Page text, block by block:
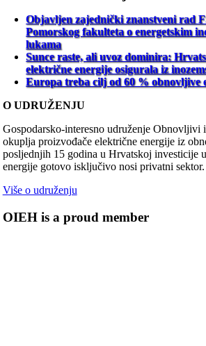
Objavljen zajednički znanstveni rad
Pomorskog fakulteta o energetskim
lukama
Sunce raste, ali uvoz dominira:
električne energije osigurala iz
Europa treba cilj od 60 % obnovljive
O UDRUŽENJU
Gospodarsko-interesno udruženje Obnovljivi
okuplja proizvođače električne energije iz
posljednjih 15 godina u Hrvatskoj investicije
energije gotovo isključivo nosi privatni sektor.
Više o udruženju
OIEH is a proud member